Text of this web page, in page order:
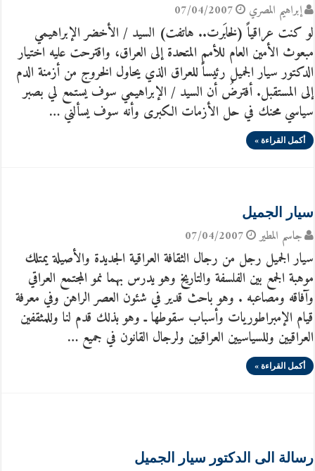
إبراهيم المصري 07/04/2007
لو كنت عراقياً (لخابَرت.. هاتفت) السيد / الأخضر الإبراهيمي
مبعوث الأمين العام للأمم المتحدة إلى العراق، واقترحت عليه اختيار
الدكتور سيار الجميل رئيساً للعراق الذي يحاول الخروج من أزمنة الدم
إلى المستقبل. أفترضُ أن السيد / الإبراهيمي سوف يستمع لي بصبر
سياسي محنك في حل الأزمات الكبرى وأنه سوف يسألني …
أكمل القراءة »
سيار الجميل
جاسم المطير 07/04/2007
سيار الجميل رجل من رجال الثقافة العراقية الجديدة والأصيلة يمتلك
موهبة الجمع بين الفلسفة والتاريخ وهو يدرس بهما نمو المجتمع العراقي
وآفاقه ومصاعبه . وهو باحث قدير في شئون العصر الراهن وفي معرفة
قيام الإمبراطوريات وأسباب سقوطها ـ وهو بذلك قدم لنا وللمثقفين
العراقيين وللسياسيين العراقيين ولرجال القانون في جميع …
أكمل القراءة »
رسالة الى الدكتور سيار الجميل